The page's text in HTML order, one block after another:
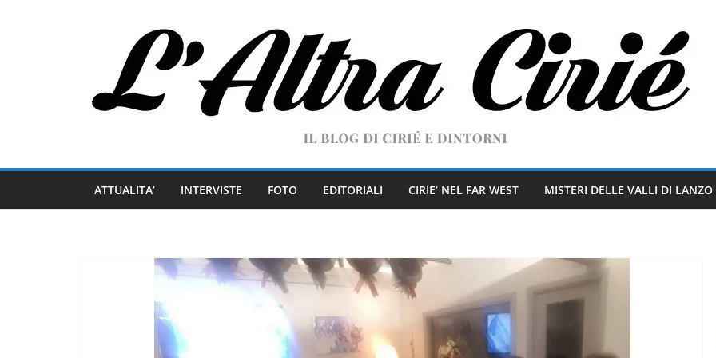
ATTUALITA’ INTERVISTE FOTO EDITORIALI CIRIE’ NEL FAR WEST MISTERI DELLE VALLI DI LANZO